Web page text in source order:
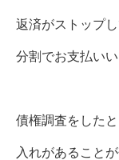
返済がストップ
分割でお支払いい
債権調査をした
入れがあること